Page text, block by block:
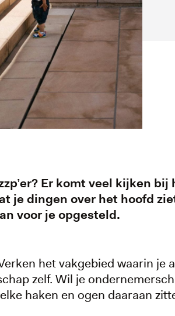
Er komt veel kijken
je dingen over het hoofd
voor je opgesteld.
het vakgebied waarin je
zelf. Wil je
haken en ogen daaraan